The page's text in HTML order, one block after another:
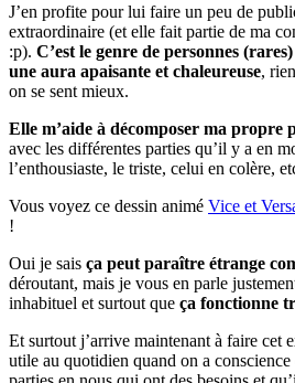
J’en profite pour lui faire un peu de
extraordinaire (et elle fait partie de ma
:p). C’est le genre de personnes
une aura apaisante et chaleureuse,
on se sent mieux.
Elle m’aide à décomposer ma propre
avec les différentes parties qu’il y a en
l’enthousiaste, le triste, celui en colère,
Vous voyez ce dessin animé Vice et
!
Oui je sais ça peut paraître étrange
déroutant, mais je vous en parle
inhabituel et surtout que ça fonctionne
Et surtout j’arrive maintenant à faire cet
utile au quotidien quand on a